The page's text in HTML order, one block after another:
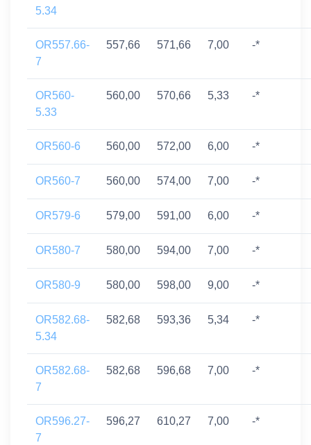
5.34
OR557.66-
7
557,66 571,66 7,00 -*
OR560-
5.33
560,00 570,66 5,33 -*
OR560-6 560,00 572,00 6,00 -*
OR560-7 560,00 574,00 7,00 -*
OR579-6 579,00 591,00 6,00 -*
OR580-7 580,00 594,00 7,00 -*
OR580-9 580,00 598,00 9,00 -*
OR582.68-
5.34
582,68 593,36 5,34 -*
OR582.68-
7
582,68 596,68 7,00 -*
OR596.27-
7
596,27 610,27 7,00 -*